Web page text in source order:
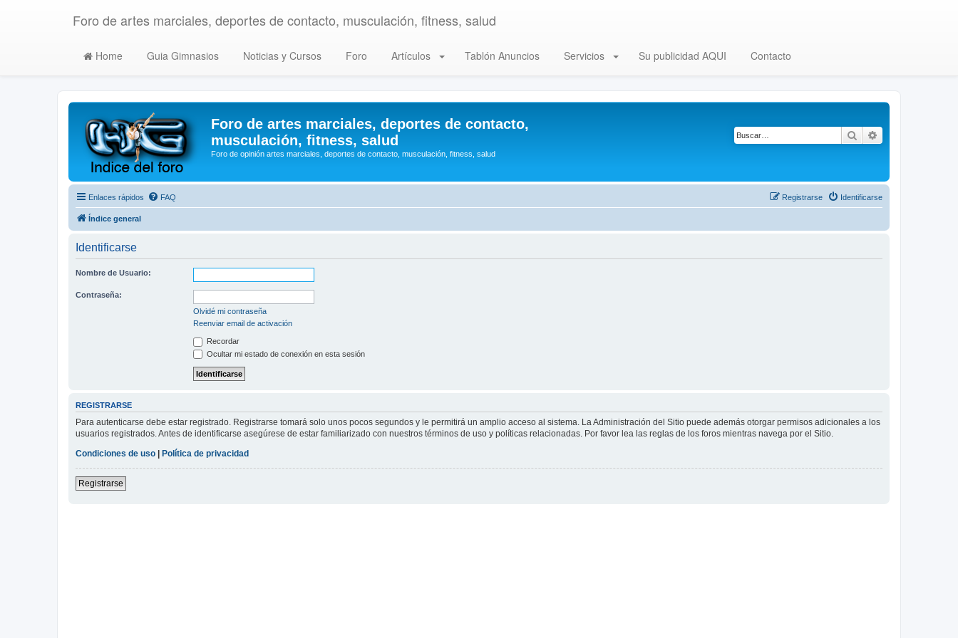
Foro de artes marciales, deportes de contacto, musculación, fitness, salud
Home Guia Gimnasios Noticias y Cursos Foro Artículos Tablón Anuncios Servicios Su publicidad AQUI Contacto
Foro de artes marciales, deportes de contacto,
musculación, fitness, salud
Foro de opinión artes marciales, deportes de contacto, musculación, fitness, salud
Buscar
Enlaces rápidos FAQ Identificarse
Registrarse
Índice general
Identificarse
Nombre de Usuario:
Contraseña:
Olvidé mi contraseña
Reenviar email de activación
Recordar
Ocultar mi estado de conexión en esta sesión
REGISTRARSE
Para autenticarse debe estar registrado. Registrarse tomará solo unos pocos segundos y le permitirá un amplio acceso al sistema. La Administración del Sitio puede además otorgar permisos adicionales a los
usuarios registrados. Antes de identificarse asegúrese de estar familiarizado con nuestros términos de uso y políticas relacionadas. Por favor lea las reglas de los foros mientras navega por el Sitio.
Condiciones de uso | Política de privacidad
Registrarse